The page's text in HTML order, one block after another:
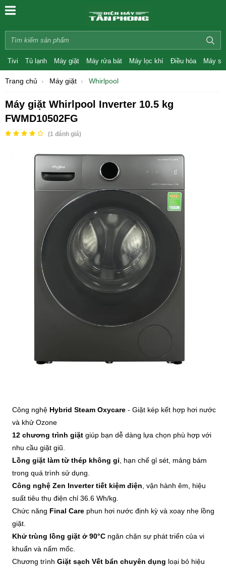
Tivi Tủ lạnh Máy giặt Máy rửa bát Máy lọc khí Điều hòa Máy
Trang chủ Máy giặt Whirlpool
Máy giặt Whirlpool Inverter 10.5 kg
FWMD10502FG
(1 đánh giá)
Công nghệ Hybrid Steam Oxycare - Giặt kép kết hợp hơi nước
và khử Ozone
12 chương trình giặt giúp bạn dễ dàng lựa chọn phù hợp với
nhu cầu giặt giũ.
Lồng giặt làm từ thép không gỉ , hạn chế gỉ sét, mảng bám
trong quá trình sử dụng.
Công nghệ Zen Inverter tiết kiệm điện , vận hành êm, hiệu
suất tiêu thụ điện chỉ 36.6 Wh/kg.
Chức năng Final Care phun hơi nước định kỳ và xoay nhẹ lồng
giặt.
Khử trùng lồng giặt ở 90°C ngăn chặn sự phát triển của vi
khuẩn và nấm mốc.
Chương trình Giặt sạch Vết bẩn chuyên dụng loại bỏ hiệu